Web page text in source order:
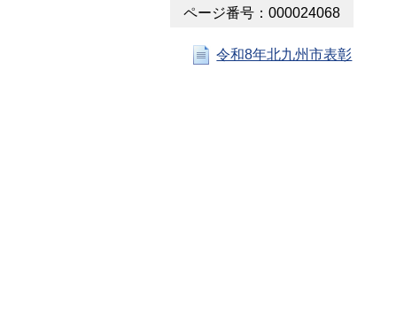
ページ番号：000024068
令和8年北九州市表彰